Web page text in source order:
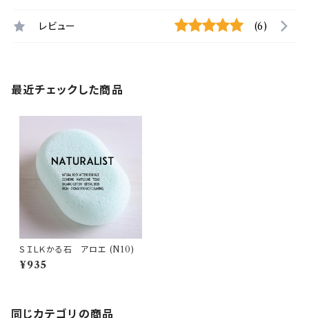
レビュー (6)
最近チェックした商品
ＳＩＬＫかる石 アロエ (N10)
¥935
同じカテゴリの商品